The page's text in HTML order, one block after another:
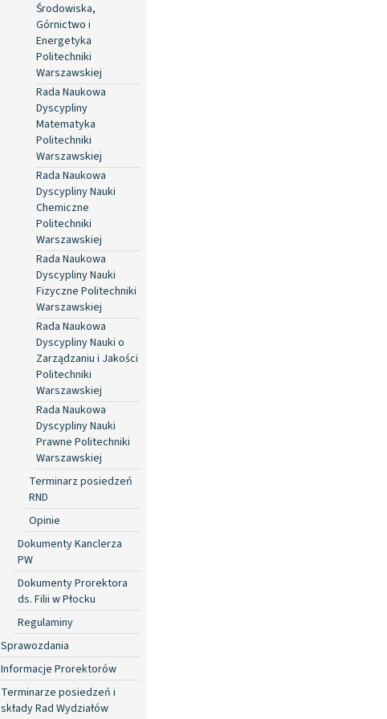
Środowiska,
Górnictwo i
Energetyka
Politechniki
Warszawskiej
Rada Naukowa
Dyscypliny
Matematyka
Politechniki
Warszawskiej
Rada Naukowa
Dyscypliny Nauki
Chemiczne
Politechniki
Warszawskiej
Rada Naukowa
Dyscypliny Nauki
Fizyczne Politechniki
Warszawskiej
Rada Naukowa
Dyscypliny Nauki o
Zarządzaniu i Jakości
Politechniki
Warszawskiej
Rada Naukowa
Dyscypliny Nauki
Prawne Politechniki
Warszawskiej
Terminarz posiedzeń
RND
Opinie
Dokumenty Kanclerza
PW
Dokumenty Prorektora
ds. Filii w Płocku
Regulaminy
Sprawozdania
Informacje Prorektorów
Terminarze posiedzeń i
składy Rad Wydziałów